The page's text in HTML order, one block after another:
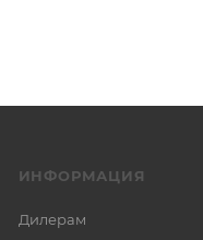
ИНФОРМАЦИЯ
Дилерам